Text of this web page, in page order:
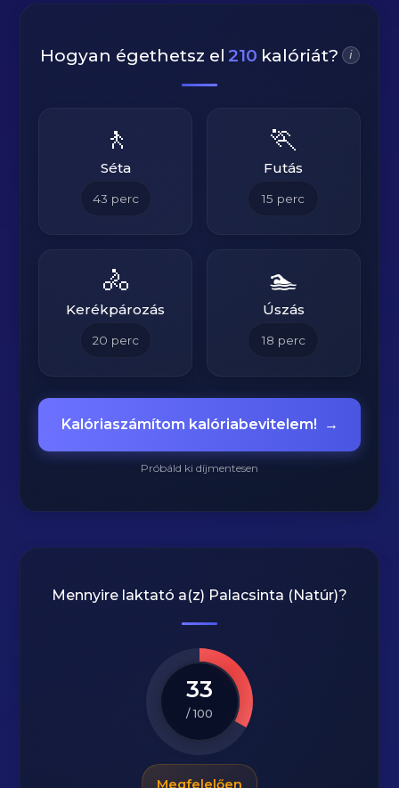
Hogyan égethetsz el 210 kalóriát? i
🚶
Séta
43 perc
🏃
Futás
15 perc
🚴
Kerékpározás
20 perc
🏊
Úszás
18 perc
Kalóriaszámítom kalóriabevitelem! →
Próbáld ki díjmentesen
Mennyire laktató a(z) Palacsinta (Natúr)?
33
/ 100
Megfelelően